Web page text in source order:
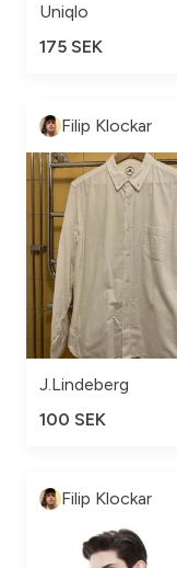
Uniqlo
175 SEK
Filip Klockar
J.Lindeberg
100 SEK
Filip Klockar